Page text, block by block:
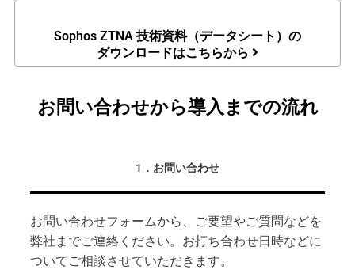
Sophos ZTNA 技術資料（データシート）の
ダウンロードはこちらから
お問い合わせから導入までの流れ
1．お問い合わせ
お問い合わせフォームから、ご要望やご質問などを
弊社までご連絡ください。お打ち合わせ日時などに
ついてご相談させていただきます。